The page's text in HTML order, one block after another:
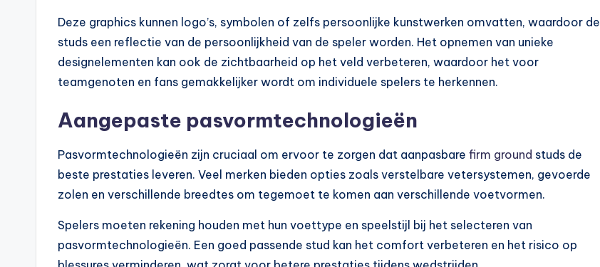
Deze graphics kunnen logo’s, symbolen of zelfs persoonlijke kunstwerken omvatten, waardoor de
studs een reflectie van de persoonlijkheid van de speler worden. Het opnemen van unieke
designelementen kan ook de zichtbaarheid op het veld verbeteren, waardoor het voor
teamgenoten en fans gemakkelijker wordt om individuele spelers te herkennen.
Aangepaste pasvormtechnologieën
Pasvormtechnologieën zijn cruciaal om ervoor te zorgen dat aanpasbare firm ground studs de
beste prestaties leveren. Veel merken bieden opties zoals verstelbare vetersystemen, gevoerde
zolen en verschillende breedtes om tegemoet te komen aan verschillende voetvormen.
Spelers moeten rekening houden met hun voettype en speelstijl bij het selecteren van
pasvormtechnologieën. Een goed passende stud kan het comfort verbeteren en het risico op